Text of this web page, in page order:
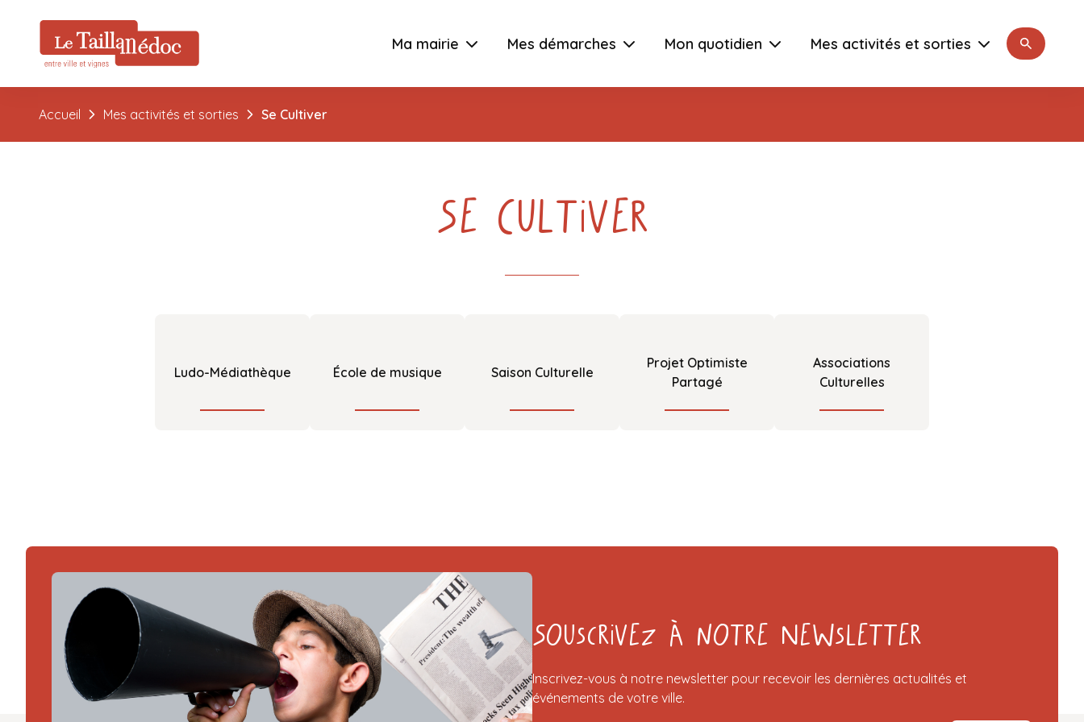
Ma mairie Mes démarches Mon quotidien Mes activités et sorties Rechercher
Accueil Mes activités et sorties Se Cultiver
Se Cultiver
Ludo-Médiathèque École de musique Saison Culturelle
Projet Optimiste
Partagé
Associations
Culturelles
Souscrivez à notre Newsletter
Inscrivez-vous à notre newsletter pour recevoir les dernières actualités et
événements de votre ville.